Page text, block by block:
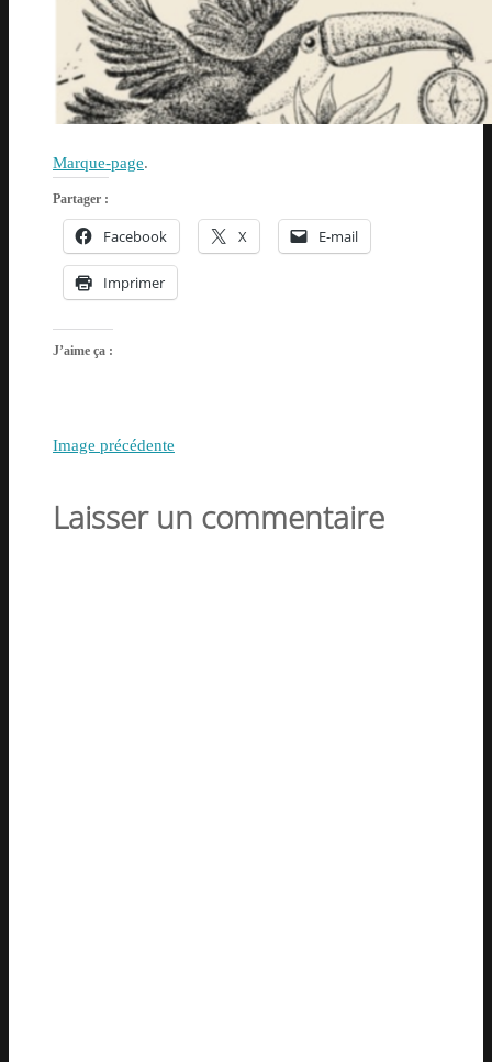
Marque-page.
Partager :
Facebook X E-mail
Imprimer
J’aime ça :
Image précédente
Laisser un commentaire